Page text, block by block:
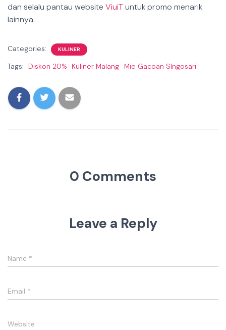
dan selalu pantau website ViuiTuntuk promo menarik
lainnya.
Categories: KULINER
Tags: Diskon 20% Kuliner Malang Mie Gacoan SIngosari
0 Comments
Leave a Reply
Name *
Email *
Website